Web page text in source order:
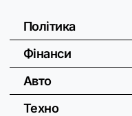
Політика
Фінанси
Авто
Техно